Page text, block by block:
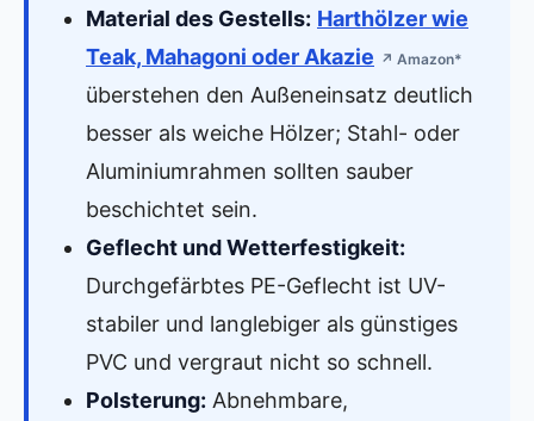
Material des Gestells: Harthölzer wie
Teak, Mahagoni oder Akazie ↗ Amazon*
überstehen den Außeneinsatz deutlich
besser als weiche Hölzer; Stahl- oder
Aluminiumrahmen sollten sauber
beschichtet sein.
Geflecht und Wetterfestigkeit:
Durchgefärbtes PE-Geflecht ist UV-
stabiler und langlebiger als günstiges
PVC und vergraut nicht so schnell.
Polsterung: Abnehmbare,